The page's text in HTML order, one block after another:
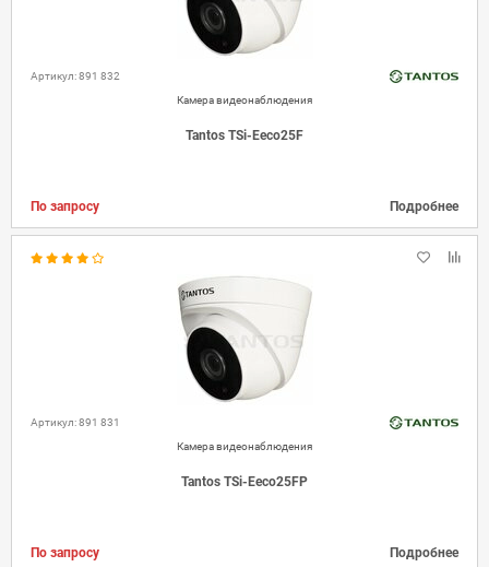
Артикул: 891 832
Камера видеонаблюдения
Tantos TSi-Eeco25F
По запросу Подробнее
Артикул: 891 831
Камера видеонаблюдения
Tantos TSi-Eeco25FP
По запросу Подробнее